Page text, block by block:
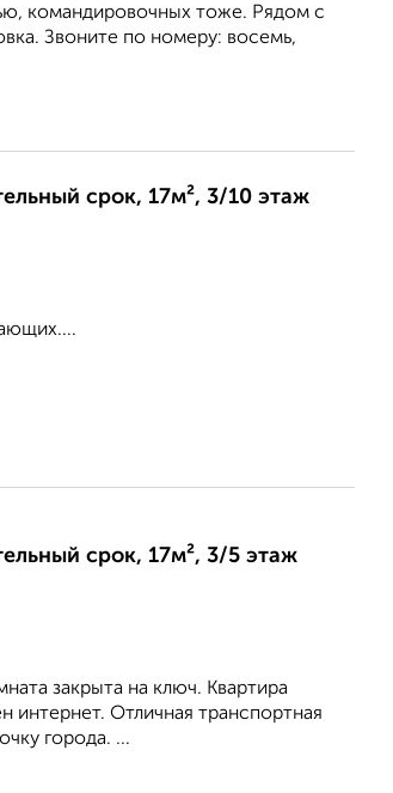
командировочных тоже. Рядом с
Звоните по номеру: восемь,
срок, 17м², 3/10 этаж
срок, 17м², 3/5 этаж
закрыта на ключ. Квартира
интернет. Отличная транспортная
города. ...